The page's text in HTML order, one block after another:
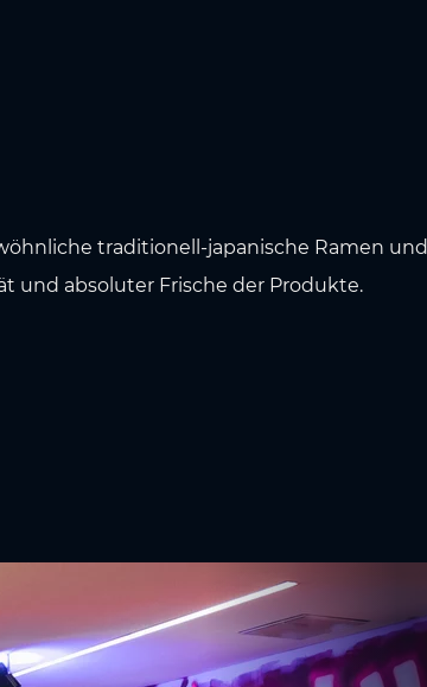
traditionell-japanische Ramen und
und absoluter Frische der Produkte.